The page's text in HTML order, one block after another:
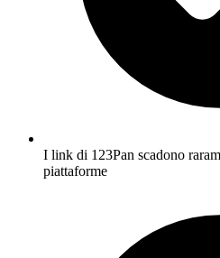
I link di 123Pan scadono
piattaforme